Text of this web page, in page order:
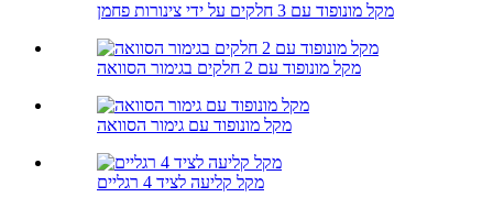
מקל מונופוד עם 3 חלקים על ידי צינורות פחמן
מקל מונופוד עם 2 חלקים בגימור הסוואה
מקל מונופוד עם גימור הסוואה
מקל קליעה לציד 4 רגליים